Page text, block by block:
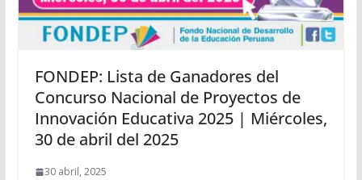
FONDEP: Lista de Ganadores del
Concurso Nacional de Proyectos de
Innovación Educativa 2025 | Miércoles,
30 de abril del 2025
30 abril, 2025